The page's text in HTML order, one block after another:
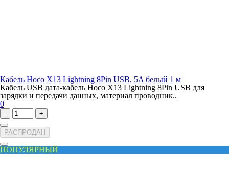
Кабель Hoco X13 Lightning 8Pin USB, 5A белый 1 м
Кабель USB дата-кабель Hoco X13 Lightning 8Pin USB для
зарядки и передачи данных, материал проводник..
0
- +
РАСПРОДАН
ПОПУЛЯРНЫЙ